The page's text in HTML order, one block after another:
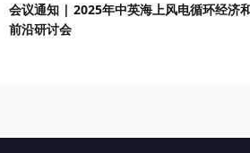
会议通知 | 2025年中英海上风电循环经济
前沿研讨会